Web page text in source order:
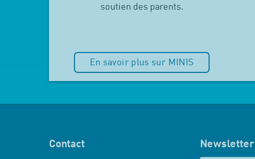
soutien des parents.
En savoir plus sur MINIS
Contact Newsletter